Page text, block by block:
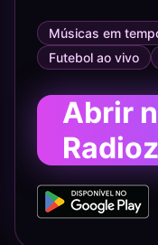
Músicas em
Futebol ao vivo
Abrir